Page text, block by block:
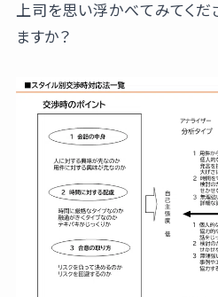
上司を思い浮かべてみてくだ
ますか？